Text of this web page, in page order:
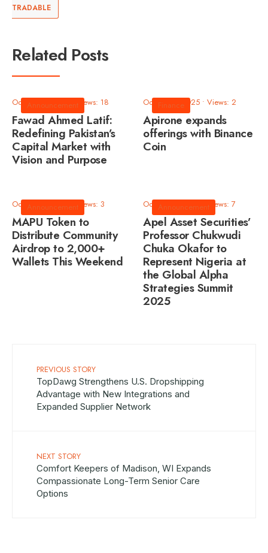
TRADABLE
Related Posts
Announcement
October 9, 2025 •Views: 18
Fawad Ahmed Latif:
Redefining Pakistan’s
Capital Market with
Vision and Purpose
Finance
October 9, 2025 • Views: 2
Apirone expands
offerings with Binance
Coin
Announcement
October 9, 2025 •Views: 3
MAPU Token to
Distribute Community
Airdrop to 2,000+
Wallets This Weekend
Announcement
October 9, 2025 •Views: 7
Apel Asset Securities’
Professor Chukwudi
Chuka Okafor to
Represent Nigeria at
the Global Alpha
Strategies Summit
2025
PREVIOUS STORY
TopDawg Strengthens U.S. Dropshipping
Advantage with New Integrations and
Expanded Supplier Network
NEXT STORY
Comfort Keepers of Madison, WI Expands
Compassionate Long-Term Senior Care
Options